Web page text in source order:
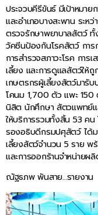
ประจวบคีรีขันธ์ มีเป้าหมาย
และอำเภอบางสะพาน ระห
ตรวจรักษาพยาบาลสัตว์
วัคซีนป้องกันโรคสัตว์ การ
การสำรวจสภาวะโรค การ
เลี้ยง และการดูแลสัตว์ให้
เกษตรกรผู้เลี้ยงสัตว์มารั
โคนม 1,700 ตัว แพะ
นิสิต นักศึกษา สัตวแพทย์แ
ให้บริการรวมทั้งสิ้น 53
รองอธิบดีกรมปศุสัตว์ ได้
เลี้ยงสัตว์จำนวน 5 ราย
และการออกร้านจำหน่าย
ณัฐธภพ พันสาย…รายงาน